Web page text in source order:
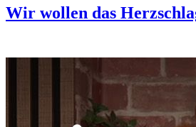
Wir wollen das